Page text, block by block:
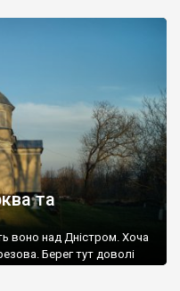
Всі епітафії, які
– цвинтар
У 1924-1940
та
воно над Дністром. Хоча
Берег тут доволі